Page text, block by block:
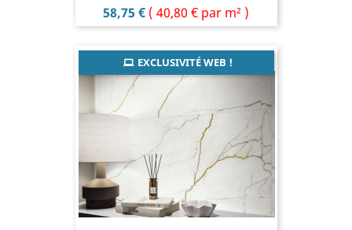
Prix
58,75 € ( 40,80 € par m² )
EXCLUSIVITÉ WEB !